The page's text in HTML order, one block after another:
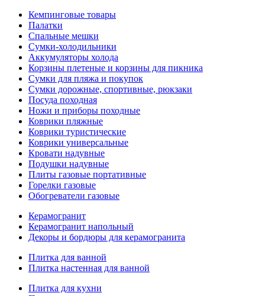
Кемпинговые товары
Палатки
Спальные мешки
Сумки-холодильники
Аккумуляторы холода
Корзины плетеные и корзины для пикника
Сумки для пляжа и покупок
Сумки дорожные, спортивные, рюкзаки
Посуда походная
Ножи и приборы походные
Коврики пляжные
Коврики туристические
Коврики универсальные
Кровати надувные
Подушки надувные
Плиты газовые портативные
Горелки газовые
Обогреватели газовые
Керамогранит
Керамогранит напольный
Декоры и бордюры для керамогранита
Плитка для ванной
Плитка настенная для ванной
Плитка для кухни